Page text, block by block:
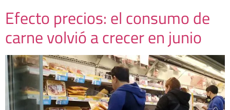
Efecto precios: el consumo de
carne volvió a crecer en junio